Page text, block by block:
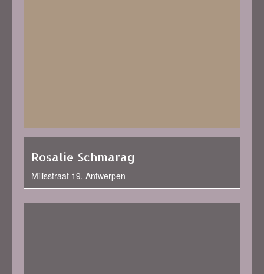
Rosalie Schmarag
Milisstraat 19, Antwerpen